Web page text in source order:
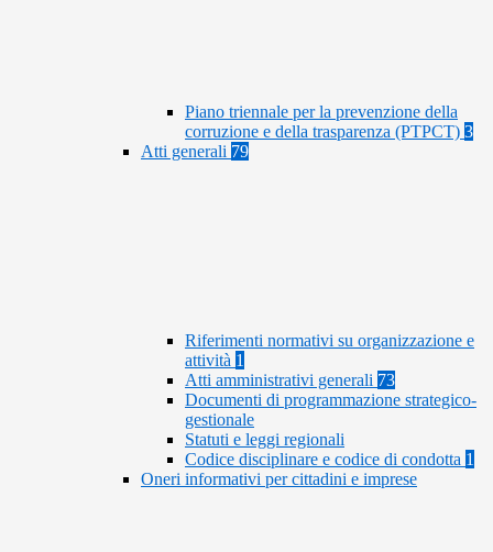
Piano triennale per la prevenzione della
corruzione e della trasparenza (PTPCT) 3
Atti generali 79
Riferimenti normativi su organizzazione e
attività 1
Atti amministrativi generali 73
Documenti di programmazione strategico-
gestionale
Statuti e leggi regionali
Codice disciplinare e codice di condotta 1
Oneri informativi per cittadini e imprese